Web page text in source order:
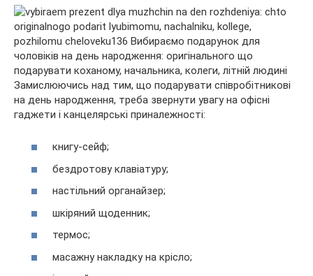
Замислюючись над тим, що подарувати співробітникові
на день народження, треба звернути увагу на офісні
гаджети і канцелярські приналежності:
книгу-сейф;
бездротову клавіатуру;
настільний органайзер;
шкіряний щоденник;
термос;
масажну накладку на крісло;